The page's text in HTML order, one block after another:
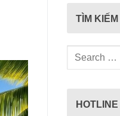
TÌM KIẾM
Tìm
kiếm